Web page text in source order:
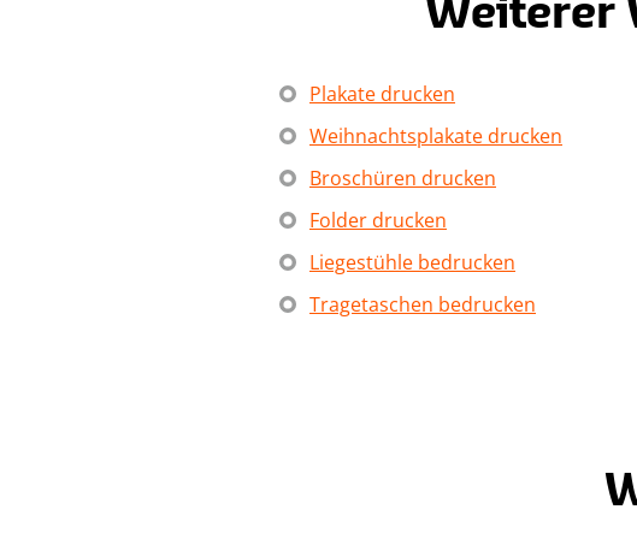
Weiterer
Plakate drucken
Weihnachtsplakate drucken
Broschüren drucken
Folder drucken
Liegestühle bedrucken
Tragetaschen bedrucken